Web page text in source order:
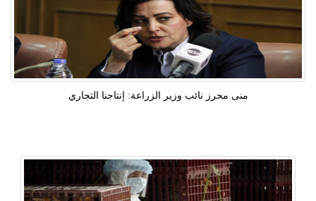
منى محرز نائب وزير الزراعة: إنتاجنا التجاري